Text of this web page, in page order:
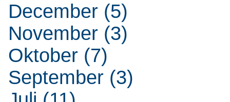
December (5)
November (3)
Oktober (7)
September (3)